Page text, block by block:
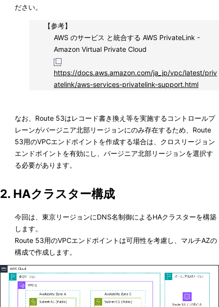
ださい。
【参考】
AWS のサービス と統合する AWS PrivateLink -
Amazon Virtual Private Cloud
https://docs.aws.amazon.com/ja_jp/vpc/latest/priv
atelink/aws-services-privatelink-support.html
なお、Route 53はレコード書き換え等を実施するコントロールプ
レーンがバージニア北部リージョンにのみ存在するため、Route
53用のVPCエンドポイントを作成する場合は、クロスリージョン
エンドポイントを有効にし、バージニア北部リージョンを選択す
る必要があります。
2. HAクラスター構成
今回は、東京リージョンにDNS名制御によるHAクラスターを構築
します。
Route 53用のVPCエンドポイントは可用性を考慮し、マルチAZの
構成で作成します。